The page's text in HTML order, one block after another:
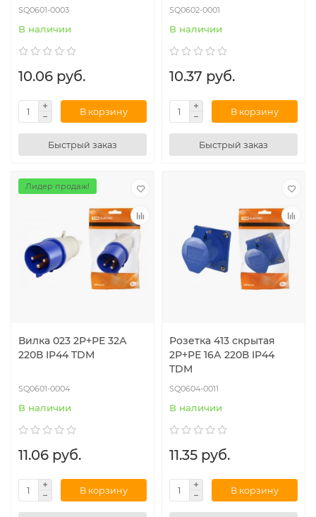
SQ0601-0003
В наличии
10.06 руб.
В корзину
Быстрый заказ
SQ0602-0001
В наличии
10.37 руб.
В корзину
Быстрый заказ
Лидер продаж!
Вилка 023 2Р+РЕ 32А
220В IP44 TDM
SQ0601-0004
В наличии
11.06 руб.
В корзину
Розетка 413 скрытая
2Р+РЕ 16А 220В IP44
TDM
SQ0604-0011
В наличии
11.35 руб.
В корзину